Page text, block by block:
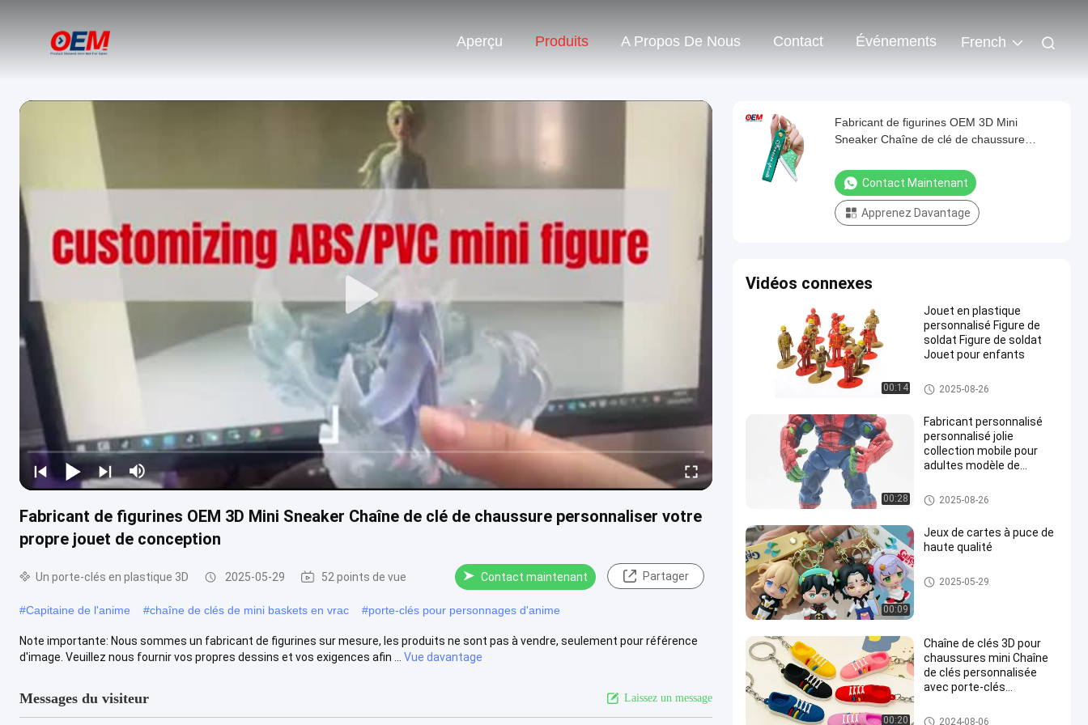
Aperçu Produits A Propos De Nous Contact Événements French
Fabricant de figurines OEM 3D Mini Sneaker Chaîne de clé de chaussure personnaliser votre
propre jouet de conception
Un porte-clés en plastique 3D 2025-05-29 52 points de vue Contact maintenant Partager
#Capitaine de l'anime #chaîne de clés de mini baskets en vrac #porte-clés pour personnages d'anime
Note importante: Nous sommes un fabricant de figurines sur mesure, les produits ne sont pas à vendre, seulement pour référence
d'image. Veuillez nous fournir vos propres dessins et vos exigences afin ...
Vue davantage
Messages du visiteur Laissez un message
Fabricant de figurines OEM 3D Mini
Sneaker Chaîne de clé de chaussure
conception
Contact Maintenant
Apprenez Davantage
Vidéos connexes
00:14
Jouet en plastique
personnalisé Figure de
soldat Figure de soldat
Jouet pour enfants
Jouet en plastique personnali
sé/jouet en PVC
2025-08-26
00:28
Fabricant personnalisé
personnalisé jolie
collection mobile pour
adultes modèle de
figurines d'action en PVC
jouet
Figure/figures/figures en plasti
que
2025-08-26
00:09
Jeux de cartes à puce de
haute qualité
Un porte-clés en plastique 3D
2025-05-29
00:20
Chaîne de clés 3D pour
chaussures mini Chaîne
de clés personnalisée
avec porte-clés
personnalisée en
Un porte-clés en plastique 3D
2024-08-06